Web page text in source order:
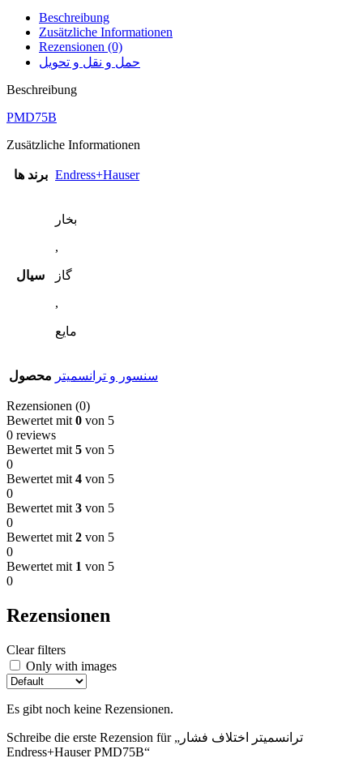
Beschreibung
Zusätzliche Informationen
Rezensionen (0)
حمل و نقل و تحویل
Beschreibung
PMD75B
Zusätzliche Informationen
برند ها Endress+Hauser
سیال
بخار
,
گاز
,
مایع
محصول سنسور و ترانسمیتر
Rezensionen (0)
Bewertet mit 0 von 5
0 reviews
Bewertet mit 5 von 5
0
Bewertet mit 4 von 5
0
Bewertet mit 3 von 5
0
Bewertet mit 2 von 5
0
Bewertet mit 1 von 5
0
Rezensionen
Clear filters
Only with images
Es gibt noch keine Rezensionen.
Schreibe die erste Rezension für „ترانسمیتر اختلاف فشار
Endress+Hauser PMD75B“